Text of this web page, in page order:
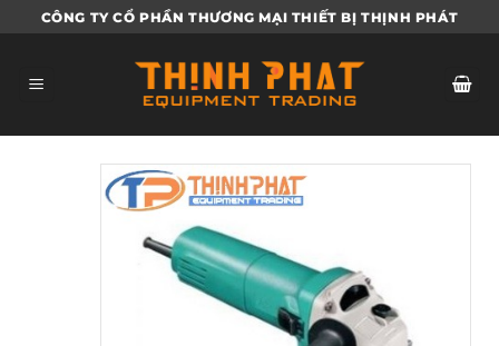
qua
dung
CÔNG TY CỔ PHẦN THƯƠNG MẠI THIẾT BỊ THỊNH PHÁT